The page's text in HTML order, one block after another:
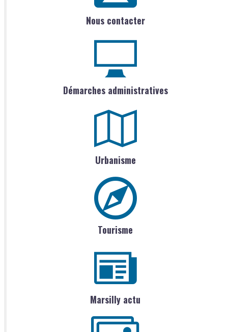
Nous contacter
Démarches administratives
Urbanisme
Tourisme
Marsilly actu